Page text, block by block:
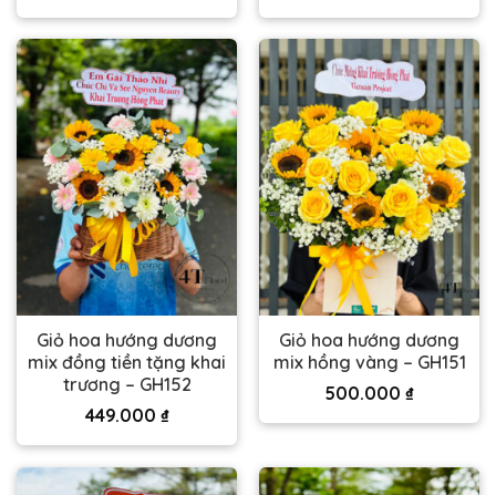
Giỏ hoa hướng dương
mix đồng tiền tặng khai
trương – GH152
449.000 ₫
Giỏ hoa hướng dương
mix hồng vàng – GH151
500.000 ₫